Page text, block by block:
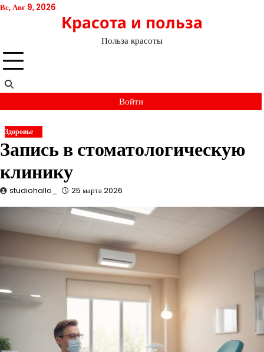
Перейти
Вс, Авг 9, 2026
Красота и польза
Польза красоты
Войти
Здоровье
Запись в стоматологическую
клинику
studiohallo_ 25 марта 2026